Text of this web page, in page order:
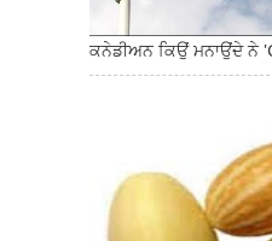
ਕਨੇਡੀਅਨ ਕਿਉਂ ਮਨਾਉਂਦੇ ਨੇ